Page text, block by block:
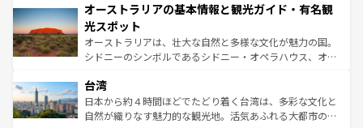
部のニューオーリンズでは、音楽と美食が融合した独特の
文化が魅力。旅行者はアメリカの各地域で異なる魅力を楽
しみながら、その多様性と豊かな歴史を感じることができ
るだろう。車でのロードトリップや列車の旅も、アメリカ
情報は
ワイ島は見逃せない。また、定番の観光地といえばオアフ
島だが、静かな自然を求めるならマウイ島やカウアイ島が
おすすめ。エメラルドグリーンに輝く海をはじめ、豊かな
文化や歴史が息づいている。「アロハスピリット」と呼ば
人々、おいしいローカルフードやハワイアンミュージッ
ク、伝統的なフラダンスなど、すべてがハワイの魅力を彩
っている。訪れるたびに新しい発見と感動が待っているハ
オーストラリアの基本情報と観光ガイド・有名観
光スポット
オーストラリアは、壮大な自然と多様な文化が魅力の国。
シドニーのシンボルであるシドニー・オペラハウス、オー
リアリーフや大陸中央部にそびえるウルル（エアーズロッ
ク）、タスマニアの美しい原生林やケアンズの熱帯雨林な
ど、見どころがたくさん。また、カフェやワイン、オージ
台湾
日本から約４時間ほどでたどり着く台湾は、多彩な文化と
自然が織りなす魅力的な観光地。活気あふれる大都市の台